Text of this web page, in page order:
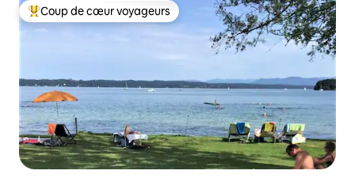
Coups de cœur voyageurs les plus appréciés
Coup de cœur voyageurs